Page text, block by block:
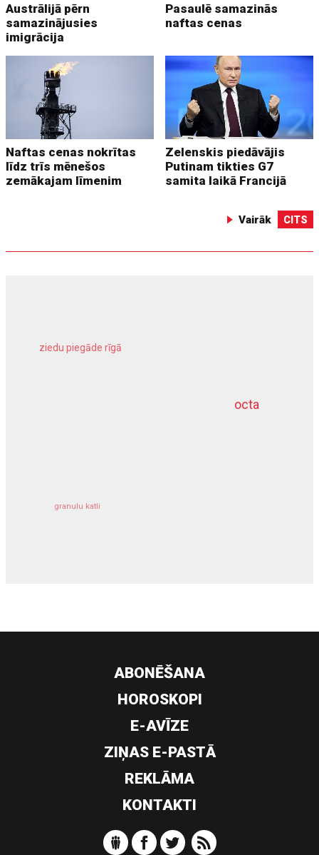
Austrālijā pērn
samazinājusies
imigrācija
Pasaulē samazinās
naftas cenas
Naftas cenas nokrītas
līdz trīs mēnešos
zemākajam līmenim
Zelenskis piedāvājis
Putinam tikties G7
samita laikā Francijā
Vairāk CITS
octa
ziedu piegāde rīgā
granulu katli
dziļurbums
ABONĒŠANA
HOROSKOPI
E-AVĪZE
ZIŅAS E-PASTĀ
REKLĀMA
KONTAKTI